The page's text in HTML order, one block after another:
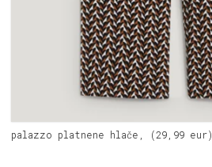
palazzo platnene hlače, (29,99 eur)